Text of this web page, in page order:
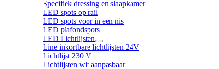
Specifiek dressing en slaapkamer
LED spots op rail
LED spots voor in een nis
LED plafondspots
LED Lichtlijsten
Line inkortbare lichtlijsten 24V
Lichtlijst 230 V
Lichtlijsten wit aanpasbaar